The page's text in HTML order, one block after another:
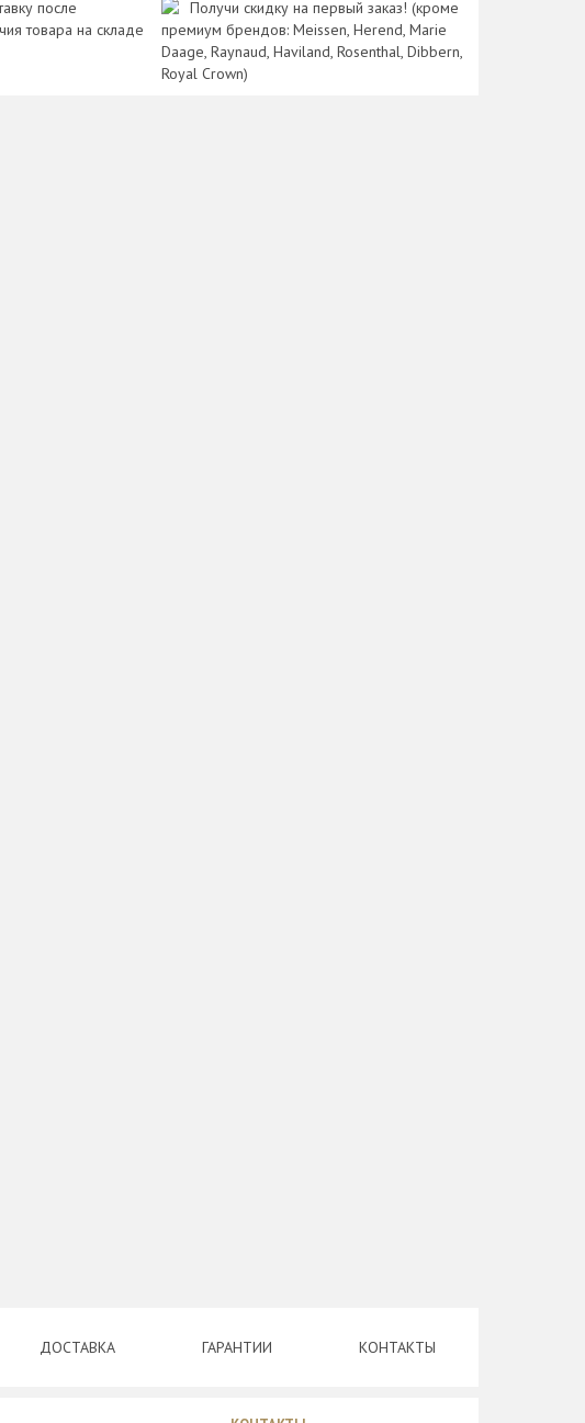
после
товара на складе
Получи скидку на первый заказ! (кроме
премиум брендов: Meissen, Herend, Marie
Daage, Raynaud, Haviland, Rosenthal, Dibbern,
Royal Crown)
ДОСТАВКА ГАРАНТИИ КОНТАКТЫ